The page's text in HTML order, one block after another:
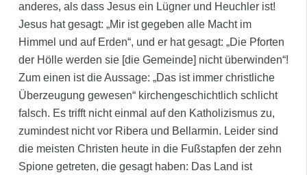
anderes, als dass Jesus ein Lügner und Heuchler ist!
Jesus hat gesagt: „Mir ist gegeben alle Macht im
Himmel und auf Erden“, und er hat gesagt: „Die Pforten
der Hölle werden sie [die Gemeinde] nicht überwinden“!
Zum einen ist die Aussage: „Das ist immer christliche
Überzeugung gewesen“ kirchengeschichtlich schlicht
falsch. Es trifft nicht einmal auf den Katholizismus zu,
zumindest nicht vor Ribera und Bellarmin. Leider sind
die meisten Christen heute in die Fußstapfen der zehn
Spione getreten, die gesagt haben: Das Land ist